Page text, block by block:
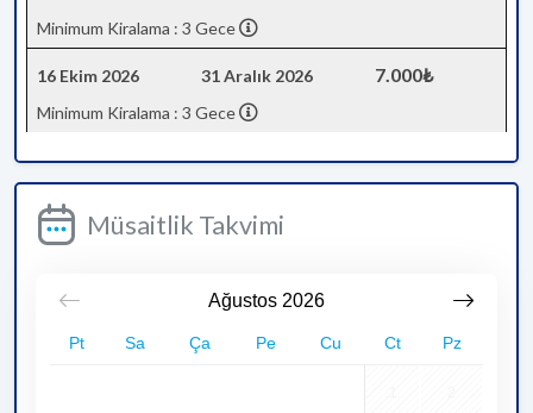
Minimum Kiralama : 3 Gece
16 Ekim 2026 31 Aralık 2026 7.000₺
Minimum Kiralama : 3 Gece
Müsaitlik Takvimi
Ağustos 2026
Pt Sa Ça Pe Cu Ct Pz